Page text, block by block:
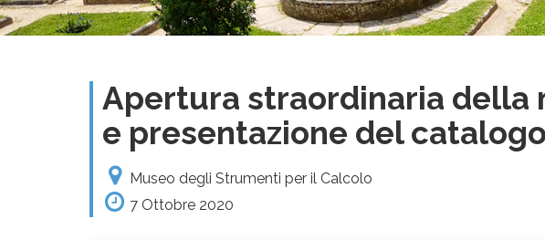
Apertura straordinaria della
e presentazione del
Museo degli Strumenti per il Calcolo
7 Ottobre 2020